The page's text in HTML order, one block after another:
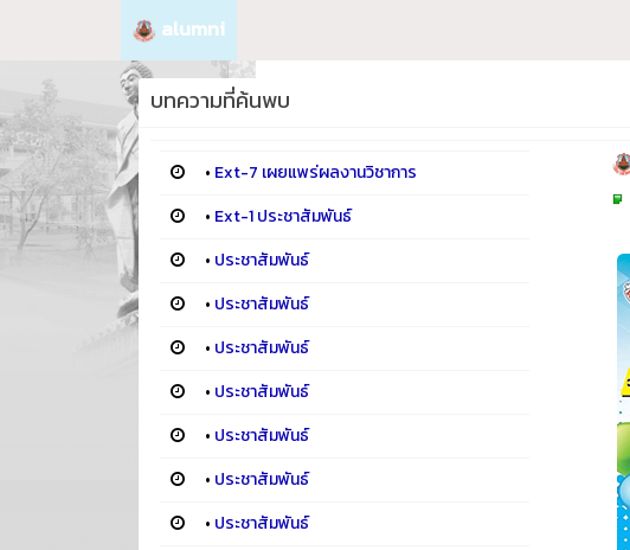
alumni
บทความที่ค้นพบ
• Ext-7 เผยแพร่ผลงานวิชาการ
• Ext-1 ประชาสัมพันธ์
• ประชาสัมพันธ์
• ประชาสัมพันธ์
• ประชาสัมพันธ์
• ประชาสัมพันธ์
• ประชาสัมพันธ์
• ประชาสัมพันธ์
• ประชาสัมพันธ์